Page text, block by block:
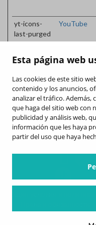
Esta página web
Las cookies de este sitio
contenido y los anuncios,
analizar el tráfico.
que haga del sitio web con
publicidad y análisis web,
información que les haya
partir del uso que haya
yt-icons-
last-purged
YouTube
YtIdbMeta#
databases
YouTube
Политика